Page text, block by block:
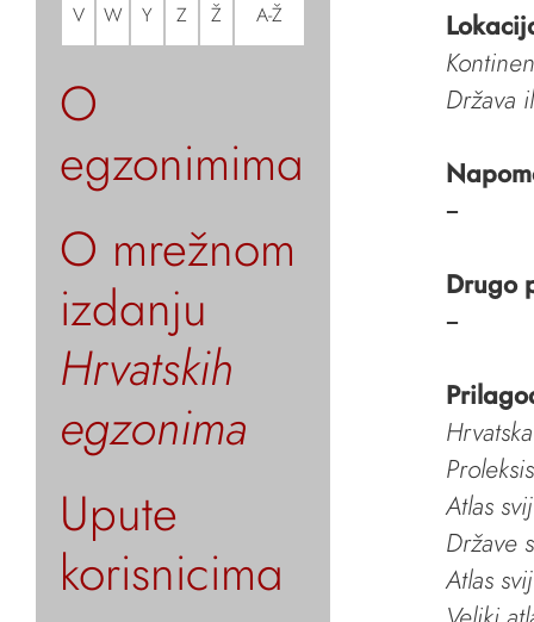
V W Y Z Ž A-Ž
O
egzonimima
O mrežnom
izdanju
Hrvatskih
egzonima
Upute
korisnicima
Država
–
Drugo
–
Atlas
Države
Atlas